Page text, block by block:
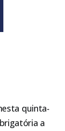
quinta-
a